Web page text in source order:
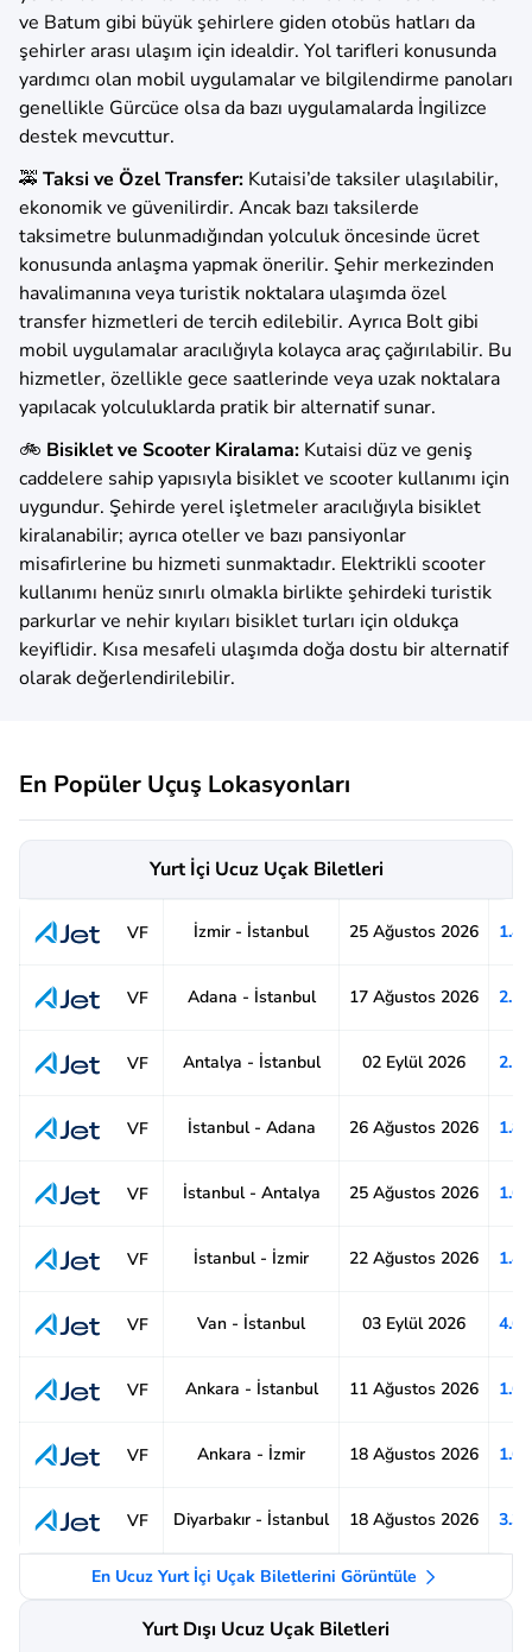
ve Batum gibi büyük şehirlere giden otobüs hatları da
şehirler arası ulaşım için idealdir. Yol tarifleri konusunda
yardımcı olan mobil uygulamalar ve bilgilendirme panoları
genellikle Gürcüce olsa da bazı uygulamalarda İngilizce
destek mevcuttur.
🚕 Taksi ve Özel Transfer: Kutaisi’de taksiler ulaşılabilir,
ekonomik ve güvenilirdir. Ancak bazı taksilerde
taksimetre bulunmadığından yolculuk öncesinde ücret
konusunda anlaşma yapmak önerilir. Şehir merkezinden
havalimanına veya turistik noktalara ulaşımda özel
transfer hizmetleri de tercih edilebilir. Ayrıca Bolt gibi
mobil uygulamalar aracılığıyla kolayca araç çağırılabilir. Bu
hizmetler, özellikle gece saatlerinde veya uzak noktalara
yapılacak yolculuklarda pratik bir alternatif sunar.
🚲 Bisiklet ve Scooter Kiralama: Kutaisi düz ve geniş
caddelere sahip yapısıyla bisiklet ve scooter kullanımı için
uygundur. Şehirde yerel işletmeler aracılığıyla bisiklet
kiralanabilir; ayrıca oteller ve bazı pansiyonlar
misafirlerine bu hizmeti sunmaktadır. Elektrikli scooter
kullanımı henüz sınırlı olmakla birlikte şehirdeki turistik
parkurlar ve nehir kıyıları bisiklet turları için oldukça
keyiflidir. Kısa mesafeli ulaşımda doğa dostu bir alternatif
olarak değerlendirilebilir.
En Popüler Uçuş Lokasyonları
Yurt İçi Ucuz Uçak Biletleri
VF İzmir - İstanbul 25 Ağustos 2026
VF Adana - İstanbul 17 Ağustos 2026
VF Antalya - İstanbul 02 Eylül 2026
VF İstanbul - Adana 26 Ağustos 2026
VF İstanbul - Antalya 25 Ağustos 2026
VF İstanbul - İzmir 22 Ağustos 2026
VF Van - İstanbul 03 Eylül 2026
VF Ankara - İstanbul 11 Ağustos 2026
VF Ankara - İzmir 18 Ağustos 2026
VF Diyarbakır - İstanbul 18 Ağustos 2026
En Ucuz Yurt İçi Uçak Biletlerini Görüntüle
Yurt Dışı Ucuz Uçak Biletleri